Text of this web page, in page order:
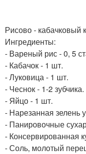
Рисово - кабачковый
Ингредиенты:
- Вареный рис - 0, 5
- Кабачок - 1 шт.
- Луковица - 1 шт.
- Чеснок - 1-2 зубчика.
- Яйцо - 1 шт.
- Нарезанная зелень
- Панировочные
- Консервированная
- Соль, молотый